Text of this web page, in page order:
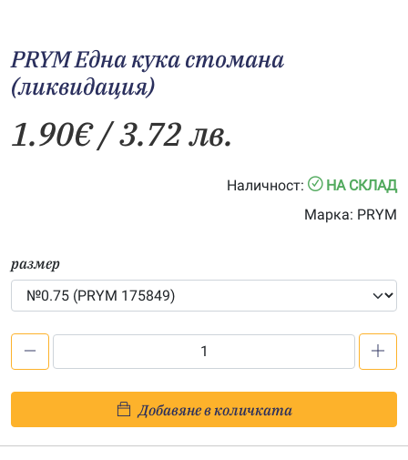
PRYM Една кука стомана
(ликвидация)
1.90€/ 3.72 лв.
Наличност:
НА СКЛАД
Марка: PRYM
размер
Една
кука
Добавяне в количката